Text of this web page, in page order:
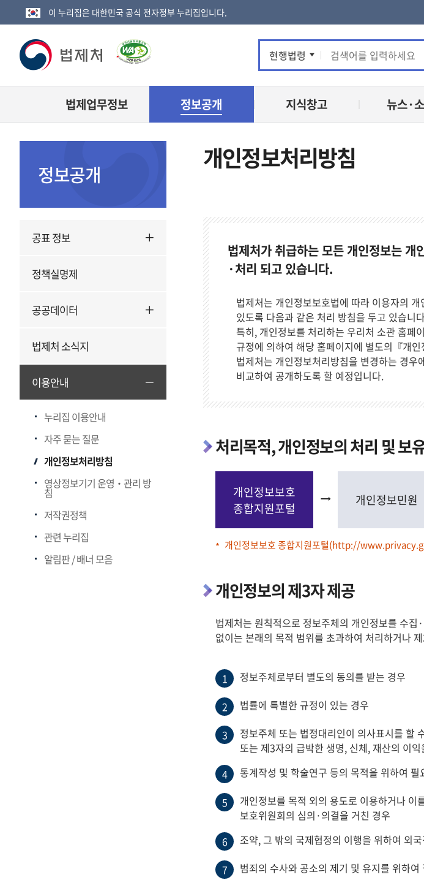
이 누리집은 대한민국 공식 전자정부 누리집입니다.
법
제
로
통
합
검
현행법령
법제업무정보 정보공개 지식창고 뉴스·
정보공개
공표 정보
정책실명제
공공데이터
법제처 소식지
이용안내
누리집 이용안내
자주 묻는 질문
개인정보처리방침
영상정보기기 운영‧관리 방
침
저작권정책
관련 누리집
알림판 / 배너 모음
개인정보처리방침
법제처가 취급하는 모든 개인정보는
·처리 되고 있습니다.
법제처는 개인정보보호법에 따라 이용자의
있도록 다음과 같은 처리 방침을 두고 있습니
특히, 개인정보를 처리하는 우리처 소관 홈
규정에 의하여 해당 홈페이지에 별도의『개
법제처는 개인정보처리방침을 변경하는 경
비교하여 공개하도록 할 예정입니다.
처리목적, 개인정보의 처리 및 보
개인정보보호
종합지원포털
개인정보민원
개인정보보호 종합지원포털(http://
개인정보의 제3자 제공
법제처는 원칙적으로 정보주체의 개인정보를 수
없이는 본래의 목적 범위를 초과하여 처리하거나
1 정보주체로부터 별도의 동의를 받는 경우
2 법률에 특별한 규정이 있는 경우
3
정보주체 또는 법정대리인이 의사표시를 할
또는 제3자의 급박한 생명, 신체, 재산의 이
4
통계작성 및 학술연구 등의 목적을 위하여
5
개인정보를 목적 외의 용도로 이용하거나
보호위원회의 심의·의결을 거친 경우
6
조약, 그 밖의 국제협정의 이행을 위하여 외
7 범죄의 수사와 공소의 제기 및 유지를 위하여